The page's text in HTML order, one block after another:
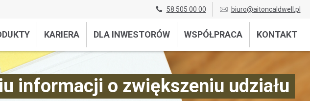
58 505 00 00 biuro@aitoncaldwell.pl
KARIERA DLA INWESTORÓW WSPÓŁPRACA KONTAKT
informacji o zwiększeniu udziału